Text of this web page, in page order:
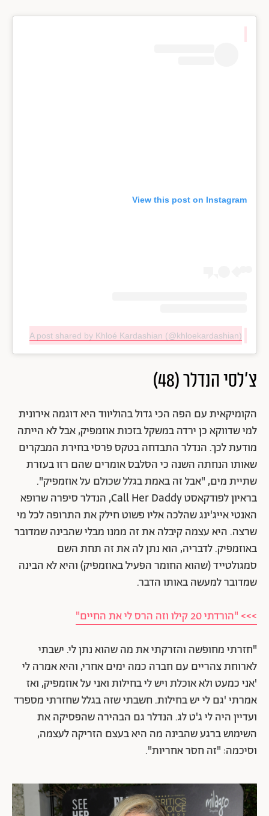
View this post on Instagram
A post shared by Khloé Kardashian (@khloekardashian)
צ'לסי הנדלר(48)
הקומיקאית עם הפה הכי גדול בהוליווד היא דוגמה אירונית
למי שדווקא כן ירדה במשקל בזכות אוזמפיק, אבל לא הייתה
מודעת לכך. הנדלר התבדחה בטקס פרסי בחירת המבקרים
שאותו הנחתה השנה כי הסלבס אומרים שהם רזו בעזרת
שתיית מים, "אבל זה באמת בגלל שכולם על אוזמפיק".
בראיון לפודקאסט Call Her Daddy, הנדלר סיפרה שרופא
האנטי אייג'ינג שהלכה אליו פשוט חילק את התרופה לכל מי
שרצה. היא עצמה קיבלה את זה ממנו מבלי שהבינה שמדובר
באוזמפיק. לדבריה, הוא נתן לה את זה תחת השם
סמגולטייד (שהוא החומר הפעיל באוזמפיק) והיא לא הבינה
שמדובר למעשה באותו הדבר.
>>> "הורדתי 20 קילו וזה הרס לי את החיים"
"חזרתי מחופשה והזרקתי את מה שהוא נתן לי. ישבתי
לארוחת צהריים עם חברה כמה ימים אחרי, והיא אמרה לי
'אני כמעט ולא אוכלת ויש לי בחילות ואני על אוזמפיק, ואז
אמרתי 'גם לי יש בחילות. חשבתי שזה בגלל שחזרתי מספרד
ועדיין היה לי ג'ט לג. הנדלר גם הבהירה שהפסיקה את
השימוש ברגע שהבינה מה היא בעצם הזריקה לעצמה,
וסיכמה: "זה חסר אחריות".